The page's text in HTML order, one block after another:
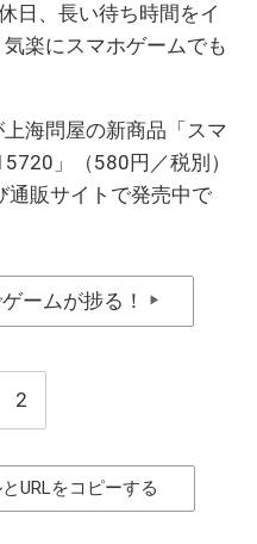
日、長い待ち時間をイ
楽にスマホゲームでも
海問屋の新商品「スマ
」（580円／税別）
通販サイトで発売中で
ームが捗る！ ▶
2
URLをコピーする